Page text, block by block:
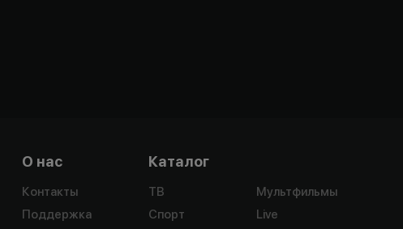
О нас
Контакты
Поддержка
Каталог
ТВ
Спорт
Мультфильмы
Live